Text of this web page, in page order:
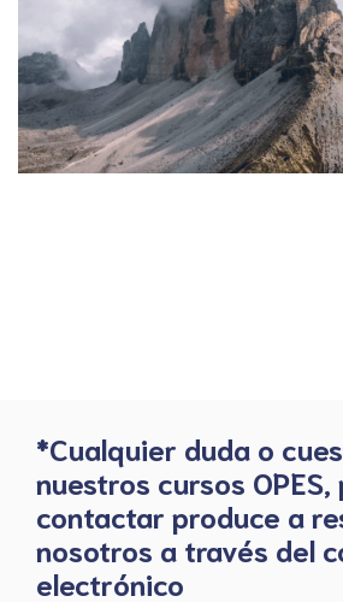
*Cualquier duda o
nuestros cursos OPES,
contactar produce a
nosotros a través del
electrónico